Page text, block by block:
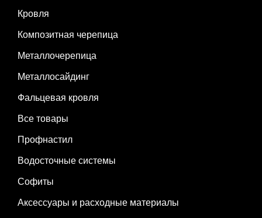
Кровля
Композитная черепица
Металлочерепица
Металлосайдинг
Фальцевая кровля
Все товары
Профнастил
Водосточные системы
Софиты
Аксессуары и расходные материалы